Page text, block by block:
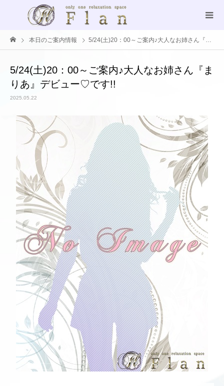
本日のご案内情報 5/24(土)20：00～ご案内♪大人なお姉さん『まりあ』デビュー♡です!!
5/24(土)20：00～ご案内♪大人なお姉さん『ま
りあ』デビュー♡です!!
2025.05.22